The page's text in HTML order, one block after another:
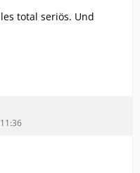
total seriös. Und